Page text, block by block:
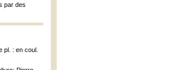
par des
pl. : en coul.